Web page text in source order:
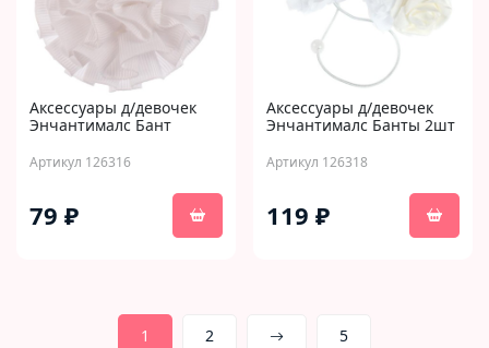
Аксессуары д/девочек
Энчантималс Бант
Артикул 126316
79 ₽
Аксессуары д/девочек
Энчантималс Банты 2шт
Артикул 126318
119 ₽
1 2 5